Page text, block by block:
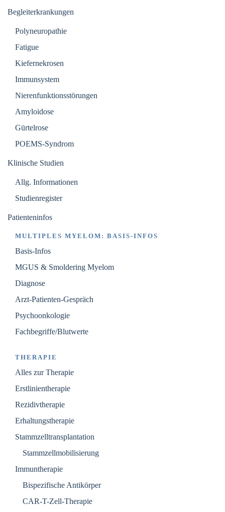
Begleiterkrankungen
Polyneuropathie
Fatigue
Kiefernekrosen
Immunsystem
Nierenfunktionsstörungen
Amyloidose
Gürtelrose
POEMS-Syndrom
Klinische Studien
Allg. Informationen
Studienregister
Patienteninfos
MULTIPLES MYELOM: BASIS-INFOS
Basis-Infos
MGUS & Smoldering Myelom
Diagnose
Arzt-Patienten-Gespräch
Psychoonkologie
Fachbegriffe/Blutwerte
THERAPIE
Alles zur Therapie
Erstlinientherapie
Rezidivtherapie
Erhaltungstherapie
Stammzelltransplantation
Stammzellmobilisierung
Immuntherapie
Bispezifische Antikörper
CAR-T-Zell-Therapie